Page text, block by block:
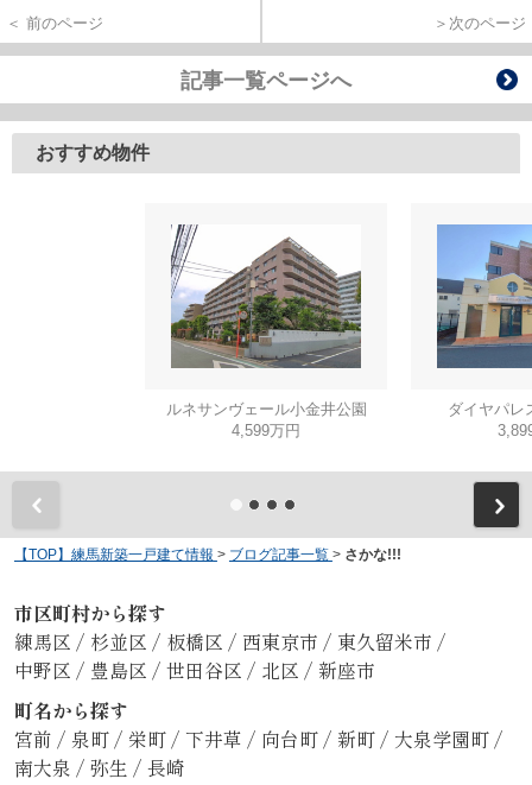
＜ 前のページ ＞次のページ
記事一覧ページへ
おすすめ物件
ルネサンヴェール小金井公園
4,599万円
ダイヤパレ
【TOP】練馬新築一戸建て情報 > ブログ記事一覧 > さかな!!!
市区町村から探す
練馬区 / 杉並区 / 板橋区 / 西東京市 / 東久留米市 /
中野区 / 豊島区 / 世田谷区 / 北区 / 新座市
町名から探す
宮前 / 泉町/ 栄町/ 下井草 / 向台町/ 新町/ 大泉学園町/
南大泉 / 弥生 / 長崎